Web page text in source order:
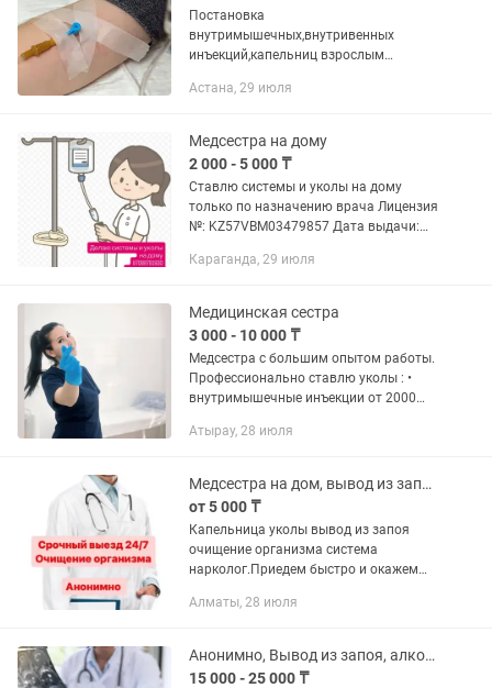
Постановка
внутримышечных,внутривенных
инъекций,капельниц взрослым
назначению врача район левого
KZ23000423349 06.02.2023 РГУ
Департамент Комитета...
Астана, 29 июля
Медсестра на дому
2 000 - 5 000 ₸
Ставлю системы и уколы на дому
только по назначению врача Лицензия
№: KZ57VBM03479857 Дата выдачи:
здравоохранения Республики
Караганда, 29 июля
Медицинская сестра
3 000 - 10 000 ₸
Медсестра с большим опытом работы.
Профессионально ставлю уколы : •
внутримышечные инъекции от 2000
тенге • внутривенные инъекции от 3500
Атырау, 28 июля
Медсестра на дом, вывод из запоя, детоксикация, капельница
от 5 000 ₸
Капельница уколы вывод из запоя
очищение организма система
нарколог.Приедем быстро и окажем
виды уколов и капельниц, вывод из
Алматы, 28 июля
Анонимно, Вывод из запоя, алкогольной интоксикации, похмельного синдрома
15 000 - 25 000 ₸